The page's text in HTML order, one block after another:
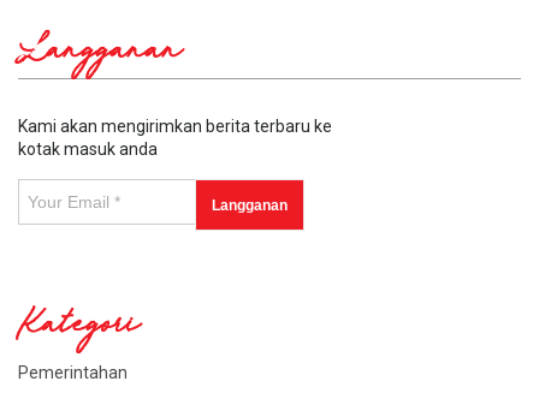
Langganan
Kami akan mengirimkan berita terbaru ke
kotak masuk anda
Kategori
Pemerintahan